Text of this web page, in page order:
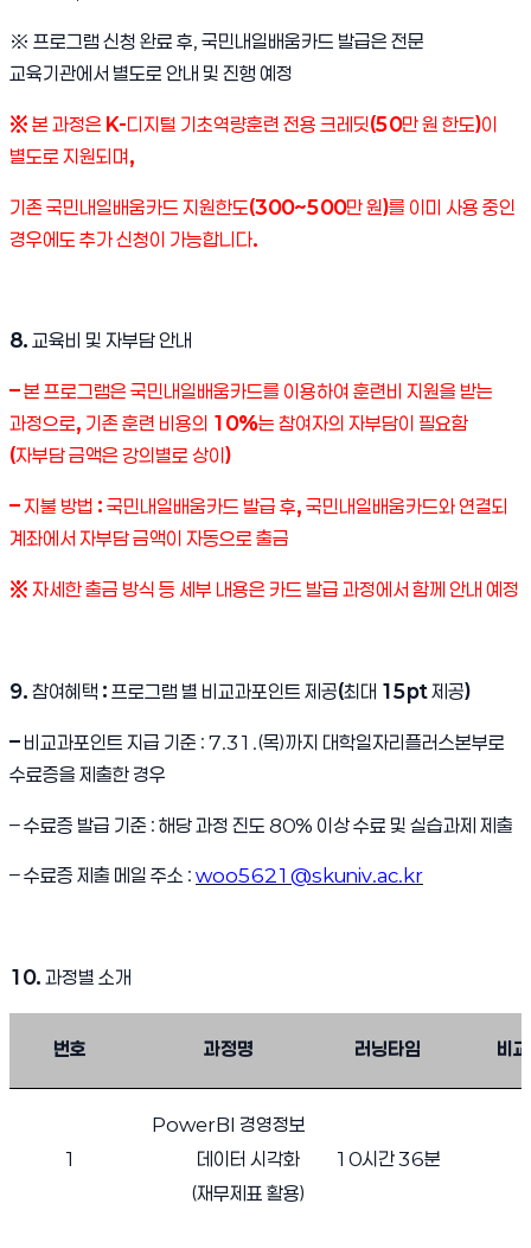
※ 프로그램 신청 완료 후, 국민내일배움카드 발급은 전문
교육기관에서 별도로 안내 및 진행 예정
※ 본 과정은 K-디지털 기초역량훈련 전용 크레딧(50만 원 한도)이
별도로 지원되며 ,
기존 국민내일배움카드 지원한도(300~500만 원)를 이미 사용 중인
경우에도 추가 신청이 가능합니다.
8. 교육비 및 자부담 안내
–본 프로그램은 국민내일배움카드를 이용하여 훈련비 지원을 받는
과정으로, 기존 훈련 비용의 10%는 참여자의 자부담이 필요함
(자부담 금액은 강의별로 상이 )
–지불 방법 : 국민내일배움카드 발급 후, 국민내일배움카드와 연결되
계좌에서 자부담 금액이 자동으로 출금
※ 자세한 출금 방식 등 세부 내용은 카드 발급 과정에서 함께 안내 예정
9. 참여혜택 : 프로그램 별 비교과포인트 제공(최대 15pt제공)
– 비교과포인트 지급 기준 : 7.31.(목)까지 대학일자리플러스본부로
수료증을 제출한 경우
–수료증 발급 기준 : 해당 과정 진도 80% 이상 수료 및 실습과제 제출
–수료증 제출 메일 주소 : woo5621@skuniv.ac.kr
10. 과정별 소개
번호 과정명 러닝타임 비
1
PowerBI 경영정보
데이터 시각화
(재무제표 활용)
10시간36분